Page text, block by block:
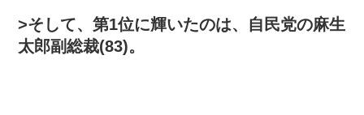
>そして、第1位に輝いたのは、自民党の麻生
太郎副総裁(83)。